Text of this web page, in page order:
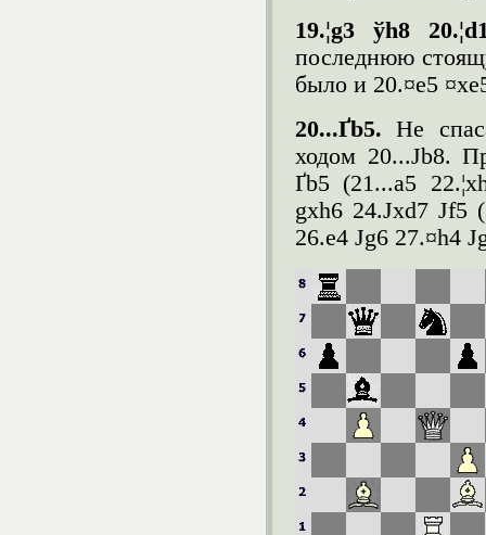
19.¦g3 ўh8
последнюю
было и 20.¤e5
20...Ґb5.Не
ходом 20...Јb8.
Ґb5 (21...a5
gxh6 24.Јxd7 Јf5
26.e4 Јg6 27.¤h4